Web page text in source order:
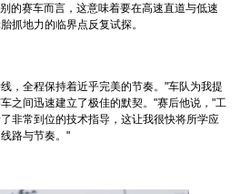
的赛车而言，这意味着要在高速直道与低速
抓地力的临界点反复试探。
，全程保持着近乎完美的节奏。"车队为我提
之间迅速建立了极佳的默契。"赛后他说，"工
非常到位的技术指导，这让我很快将所学应
路与节奏。"